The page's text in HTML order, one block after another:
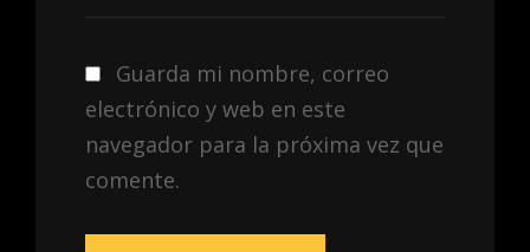
Guarda mi nombre, correo
electrónico y web en este
navegador para la próxima vez que
comente.